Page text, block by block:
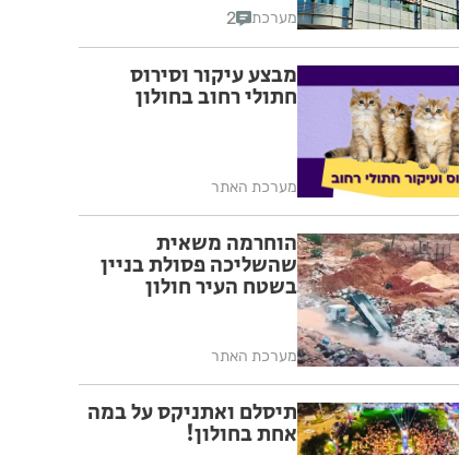
מערכת 2
מבצע עיקור וסירוס
חתולי רחוב בחולון
מערכת האתר
הוחרמה משאית
שהשליכה פסולת בניין
בשטח העיר חולון
מערכת האתר
תיסלם ואתניקס על במה
אחת בחולון!